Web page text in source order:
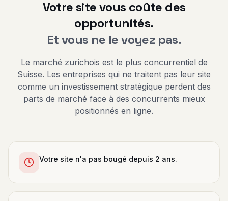
Votre site vous coûte des
opportunités.
Et vous ne le voyez pas.
Le marché zurichois est le plus concurrentiel de
Suisse. Les entreprises qui ne traitent pas leur site
comme un investissement stratégique perdent des
parts de marché face à des concurrents mieux
positionnés en ligne.
Votre site n'a pas bougé depuis 2 ans.